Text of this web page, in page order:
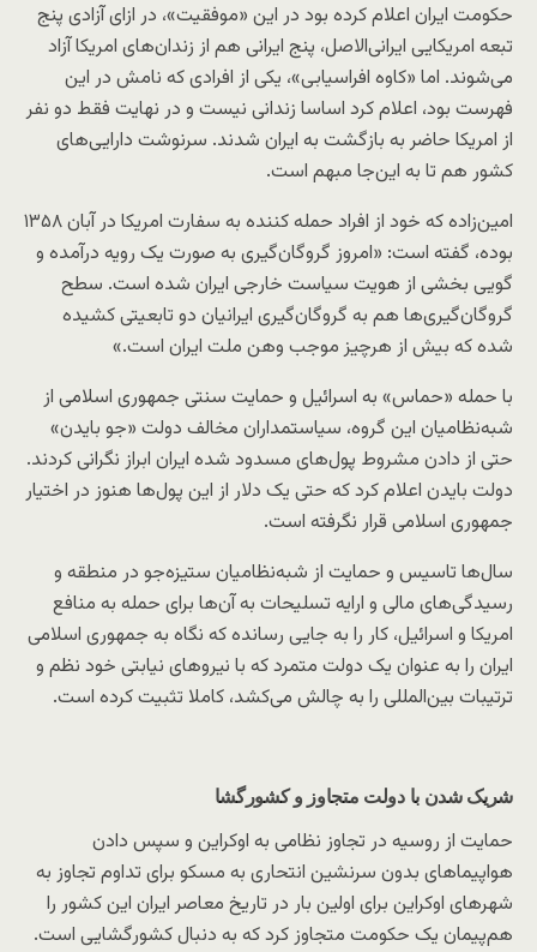
حکومت ایران اعلام کرده بود در این «موفقیت»، در ازای آزادی پنج
تبعه امریکایی ایرانی‌الاصل، پنج ایرانی هم از زندان‌های امریکا آزاد
می‌شوند. اما «کاوه افراسیابی»، یکی از افرادی که نامش در این
فهرست بود، اعلام کرد اساسا زندانی نیست و در نهایت فقط دو نفر
از امریکا حاضر به بازگشت به ایران شدند. سرنوشت دارایی‌های
کشور هم تا به این‌جا مبهم است.
امین‌زاده که خود از افراد حمله کننده به سفارت امریکا در آبان ۱۳۵۸
بوده، گفته است: «امروز گروگان‌گیری به صورت یک رویه درآمده و
گویی بخشی از هویت سیاست خارجی ایران شده است. سطح
گروگان‌گیری‌ها هم به گروگان‌گیری ایرانیان دو تابعیتی کشیده
شده که بیش از هرچیز موجب وهن ملت ایران است.»
با حمله «حماس» به اسرائیل و حمایت سنتی جمهوری اسلامی از
شبه‌نظامیان این گروه، سیاستمداران مخالف دولت «جو بایدن»
حتی از دادن مشروط پول‌های مسدود شده ایران ابراز نگرانی کردند.
دولت بایدن اعلام کرد که حتی یک دلار از این پول‌ها هنوز در اختیار
جمهوری اسلامی قرار نگرفته است.
سال‌ها تاسیس و حمایت از شبه‌نظامیان ستیزه‌جو در منطقه و
رسیدگی‌های مالی و ارایه تسلیحات به آن‌ها برای حمله به منافع
امریکا و اسرائیل، کار را به جایی رسانده که نگاه به جمهوری اسلامی
ایران را به عنوان یک دولت متمرد که با نیروهای نیابتی خود نظم و
ترتیبات بین‌المللی را به چالش می‌کشد، کاملا تثبیت کرده است.
شریک شدن با دولت متجاوز و کشورگشا
حمایت از روسیه در تجاوز نظامی به اوکراین و سپس دادن
هواپیماهای بدون سرنشین انتحاری به مسکو برای تداوم تجاوز به
شهرهای اوکراین برای اولین بار در تاریخ معاصر ایران این کشور را
هم‌پیمان یک حکومت متجاوز کرد که به دنبال کشورگشایی است.